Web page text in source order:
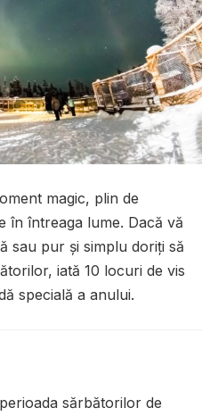
magic, plin de
în întreaga lume. Dacă vă
sau pur și simplu doriți să
iată 10 locuri de vis
specială a anului.
sărbătorilor de